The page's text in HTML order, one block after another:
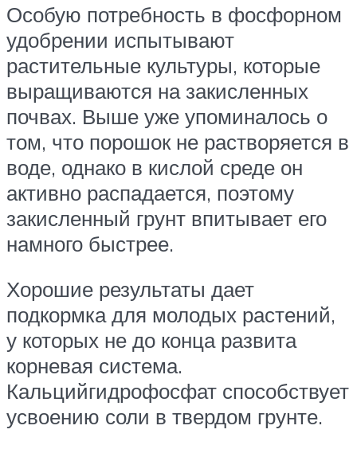
Особую потребность в фосфорном
удобрении испытывают
растительные культуры, которые
выращиваются на закисленных
почвах. Выше уже упоминалось о
том, что порошок не растворяется в
воде, однако в кислой среде он
активно распадается, поэтому
закисленный грунт впитывает его
намного быстрее.
Хорошие результаты дает
подкормка для молодых растений,
у которых не до конца развита
корневая система.
Кальцийгидрофосфат способствует
усвоению соли в твердом грунте.